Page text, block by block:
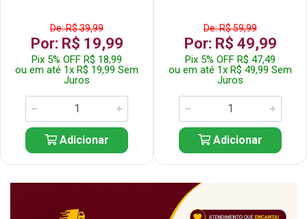
De: R$ 39,99
Por: R$ 19,99
Pix 5% OFF R$ 18,99
ou em até 1x R$ 19,99 Sem
Juros
Adicionar
De: R$ 59,99
Por: R$ 49,99
Pix 5% OFF R$ 47,49
ou em até 1x R$ 49,99 Sem
Juros
Adicionar